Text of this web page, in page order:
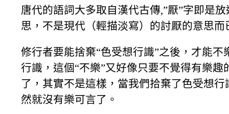
唐代的語詞大多取自漢代古傳,”厭”字即是
思，不是現代（輕描淡寫）的討厭的意思而
修行者要能捨棄“色受想行識”之後，才能不
行識，這個“不樂”又好像只要不覺得有樂趣
了，其實不是這樣，當我們拾棄了色受想行
然就沒有樂可言了。